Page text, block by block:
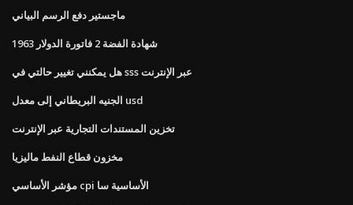
ماجستير دفع الرسم البياني
1963 شهادة الفضة 2 فاتورة الدولار
هل يمكنني تغيير حالتي في sss عبر الإنترنت
الجنيه البريطاني إلى معدل usd
تخزين المستندات التجارية عبر الإنترنت
مخزون قطاع النفط ماليزيا
مؤشر الأساسي cpi الأساسية سا